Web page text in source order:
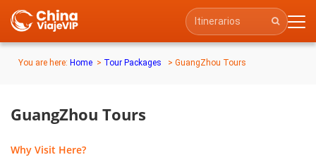
You are here: Home > Tour Packages > GuangZhou Tours
GuangZhou Tours
Why Visit Here?